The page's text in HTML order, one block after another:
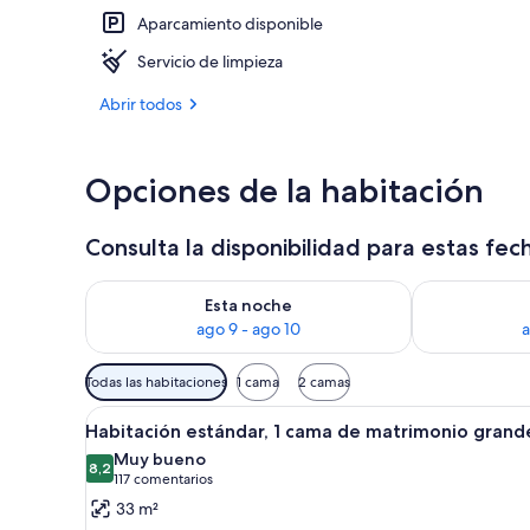
Aparcamiento disponible
Servicio de limpieza
Abrir todos
Opciones de la habitación
Consulta la disponibilidad para estas
Esta noche
ago 9 - ago 10
Consulta la disponibilidad para esta noche, ago 9 -
Consulta la
Filtros
disponibles
para
las
habitaciones
Todas las habitaciones 1 cama 2 camas
Abrir
todas
las
fotos
Una habitación de hotel con
9
Habitación estándar, 1 cama de matrimonio
8,28,2 de 10
Muy bueno
117 comentarios
(117 comentarios)
33 m²